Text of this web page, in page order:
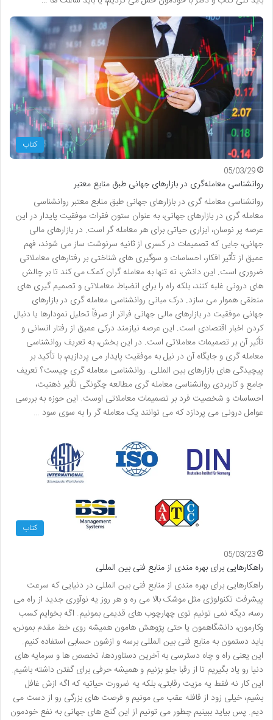
کتاب
05/03/29
روانشناسی معامله‌گری در بازارهای جهانی طبق منابع معتبر
روانشناسی معامله گری در بازارهای جهانی طبق منابع معتبر روانشناسی
معامله گری در بازارهای جهانی، به عنوان ستون فقرات موفقیت پایدار در این
عرصه پر نوسان، ابزاری حیاتی برای هر معامله گر است. در بازارهای مالی
جهانی، جایی که تصمیمات در کسری از ثانیه سرنوشت ساز می شوند، فهم
عمیق از تأثیر افکار، احساسات و سوگیری های شناختی بر رفتارهای معاملاتی
ضروری است. این دانش، نه تنها به معامله گران کمک می کند تا بر چالش
های درونی غلبه کنند، بلکه راه را برای انضباط معاملاتی و تصمیم گیری های
منطقی هموار می سازد. درک مبانی روانشناسی معامله گری در بازارهای
جهانی موفقیت در بازارهای مالی جهانی فراتر از صرفاً تحلیل نمودارها یا دنبال
کردن اخبار اقتصادی است. این عرصه نیازمند درکی عمیق از رفتار انسانی و
تأثیر آن بر تصمیمات معاملاتی است. در این بخش، به تعریف روانشناسی
معامله گری و جایگاه آن در نیل به موفقیت پایدار می پردازیم، با تأکید بر
پیچیدگی های بازارهای بین المللی. روانشناسی معامله گری چیست؟ تعریف
جامع و کاربردی روانشناسی معامله گری مطالعه چگونگی تأثیر ذهنیت،
احساسات و شخصیت فرد بر تصمیمات معاملاتی اوست. این حوزه به بررسی
عوامل درونی می پردازد که می توانند یک معامله گر را به سوی سود …
کتاب
05/03/23
راهکارهایی برای بهره مندی از منابع فنی بین المللی
راهکارهایی برای بهره مندی از منابع فنی بین المللی در دنیایی که سرعت
پیشرفت تکنولوژی مثل موشک بالا می ره و هر روز یه نوآوری جدید از راه می
رسه، دیگه نمی تونیم توی چهارچوب های قدیمی بمونیم. اگه بخوایم کسب
وکارمون، دانشگاهمون یا حتی پژوهش هامون همیشه روی خط مقدم بمونن،
باید دستمون به منابع فنی بین المللی برسه و ازشون حسابی استفاده کنیم.
این یعنی راه و چاه دسترسی به آخرین دستاوردها، تخصص ها و سرمایه های
دنیا رو یاد بگیریم تا از رقبا جلو بزنیم و همیشه حرفی برای گفتن داشته باشیم.
این کار نه فقط یه مزیت رقابتی، بلکه یه ضرورت حیاتیه که اگه ازش غافل
بشیم، خیلی زود از قافله عقب می مونیم و فرصت های بزرگی رو از دست می
دیم. پس بیاید ببینیم چطور می تونیم از این گنج های جهانی به نفع خودمون